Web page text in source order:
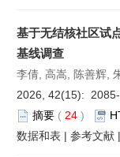
基于无结核社区试
基线调查
李倩, 高嵩, 陈善辉,
2026, 42(15): 2085-
摘要 ( 24 )
数据和表 | 参考文献 |